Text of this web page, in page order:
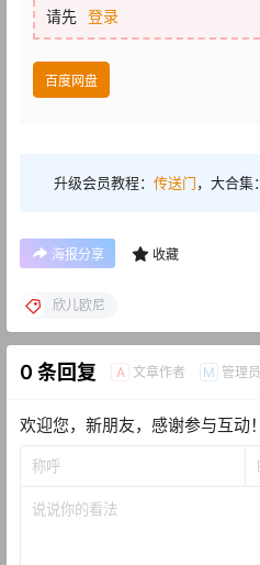
请先 登录
百度网盘
升级会员教程： 传送门，大合集：
海报分享 收藏
欣儿欧尼
0 条回复 A 文章作者 M 管理员
欢迎您，新朋友，感谢参与互动！